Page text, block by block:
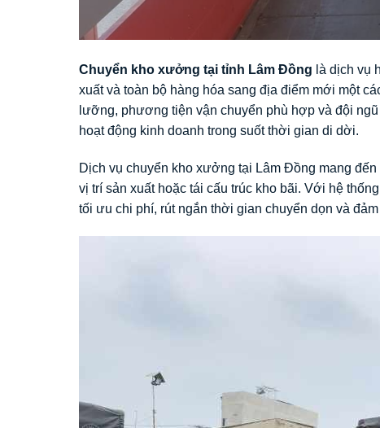
Chuyển kho xưởng tại tỉnh Lâm Đồng là dịch vụ
xuất và toàn bộ hàng hóa sang địa điểm mới một
lưỡng, phương tiện vận chuyển phù hợp và đội
hoạt động kinh doanh trong suốt thời gian di dời.
Dịch vụ chuyển kho xưởng tại Lâm Đồng mang
vị trí sản xuất hoặc tái cấu trúc kho bãi. Với hệ
tối ưu chi phí, rút ngắn thời gian chuyển dọn và